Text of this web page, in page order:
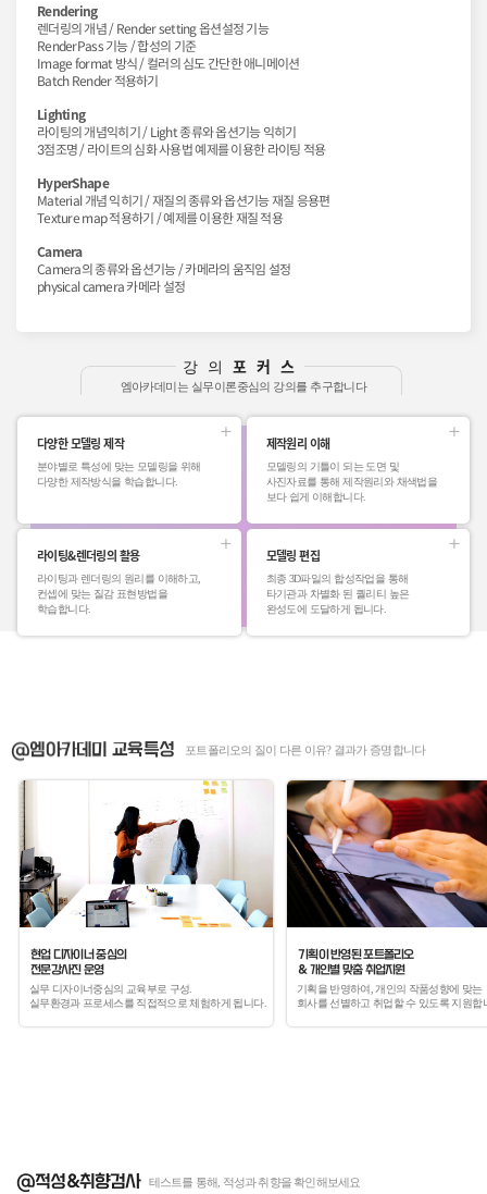
Rendering
렌더링의 개념 / Render setting 옵션설정 기능
RenderPass 기능 / 합성의 기준
Image format 방식 / 컬러의 심도 간단한 애니메이션
Batch Render 적용하기
Lighting
라이팅의 개념익히기 / Light 종류와 옵션기능 익히기
3점조명 / 라이트의 심화 사용법 예제를 이용한 라이팅 적용
HyperShape
Material 개념 익히기 / 재질의 종류와 옵션기능 재질 응용편
Texture map 적용하기 / 예제를 이용한 재질 적용
Camera
Camera의 종류와 옵션기능 / 카메라의 움직임 설정
physical camera 카메라 설정
강의 포커스
엠아카데미는 실무이론중심의 강의를 추구합니다
다양한 모델링 제작
분야별로 특성에 맞는 모델링을 위해
다양한 제작방식을 학습합니다.
제작원리 이해
모델링의 기틀이 되는 도면 및
사진자료를 통해 제작원리와 채색법을
보다 쉽게 이해합니다.
라이팅&렌더링의 활용
라이팅과 렌더링의 원리를 이해하고,
컨셉에 맞는 질감 표현방법을
학습합니다.
모델링 편집
최종 3D파일의 합성작업을 통해
타기관과 차별화 된 퀄리티 높은
완성도에 도달하게 됩니다.
@엠아카데미 교육특성 포트폴리오의 질이 다른 이유? 결과가 증명합니다
현업 디자이너 중심의
전문강사진 운영
실무 디자이너중심의 교육부로 구성.
실무환경과 프로세스를 직접적으로 체험하게 됩니다.
기획이 반영된 포트폴리오
& 개인별 맞춤 취업지원
기획을 반영하여, 개인의 작품성향에 맞는
회사를 선별하고 취업할 수 있도록 지원합
@적성&취향검사 테스트를 통해, 적성과 취향을 확인해보세요